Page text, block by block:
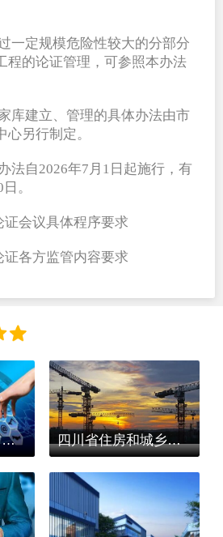
一定规模危险性较大的分部分
程的论证管理，可参照本办法
库建立、管理的具体办法由市
另行制定。
法自2026年7月1日起施行，有
。
证会议具体程序要求
监管内容要求
【支持性政策】财政部 海关总署 税务总局公告 2020 年第 6 号, 关于防控新型冠状病毒感染的肺炎疫情进口物资免税政策的公告 四川省住房和城乡建设厅关于做好节后复工建筑施工安全生产工作的通知